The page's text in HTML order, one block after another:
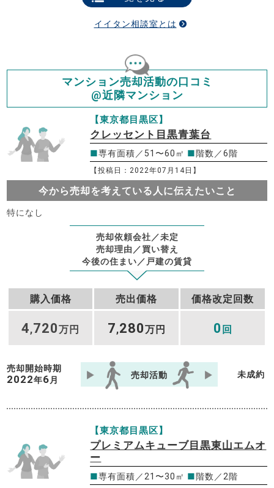
イイタン相談室とは
マンション売却活動の口コミ
@近隣マンション
【東京都目黒区】
クレッセント目黒青葉台
■専有面積／51〜60㎡ ■階数／6階
【投稿日：2022年07月14日】
今から売却を考えている人に伝えたいこと
特になし
売却依頼会社／未定
売却理由／買い替え
今後の住まい／戸建の賃貸
購入価格 売出価格 価格改定回数
4,720万円 7,280万円 0 回
売却開始時期
2022年6 月
売却活動 未成約
【東京都目黒区】
プレミアムキューブ目黒東山エムオ
ー
■専有面積／21〜30㎡ ■階数／2階